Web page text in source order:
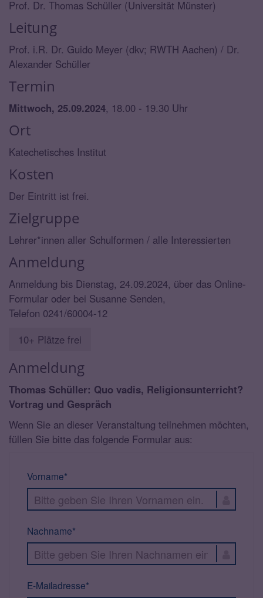
Prof. Dr. Thomas Schüller (Universität Münster)
Leitung
Prof. i.R. Dr. Guido Meyer (dkv; RWTH Aachen) / Dr.
Alexander Schüller
Termin
Mittwoch, 25.09.2024, 18.00 - 19.30 Uhr
Ort
Katechetisches Institut
Kosten
Der Eintritt ist frei.
Zielgruppe
Lehrer*innen aller Schulformen / alle Interessierten
Anmeldung
Anmeldung bis Dienstag, 24.09.2024, über das Online-
Formular oder bei Susanne Senden,
Telefon 0241/60004-12
10+ Plätze frei
Anmeldung
Thomas Schüller: Quo vadis, Religionsunterricht?
Vortrag und Gespräch
Wenn Sie an dieser Veranstaltung teilnehmen möchten,
füllen Sie bitte das folgende Formular aus:
Vorname*
Nachname*
E-Mailadresse*